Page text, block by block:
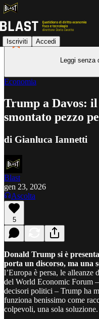
Iscriviti Accedi
Leggi senza
Economia
Trump a Davos:
smontato pezzo
di Gianluca Iannetti
Blast
gen 23, 2026
Ascolta
5
Donald Trump si è
porta un discorso, ma una
l’Europa è persa, le
del World Economic Forum
decisori politici – Trump ha
funziona benissimo come
colpevoli, una sola